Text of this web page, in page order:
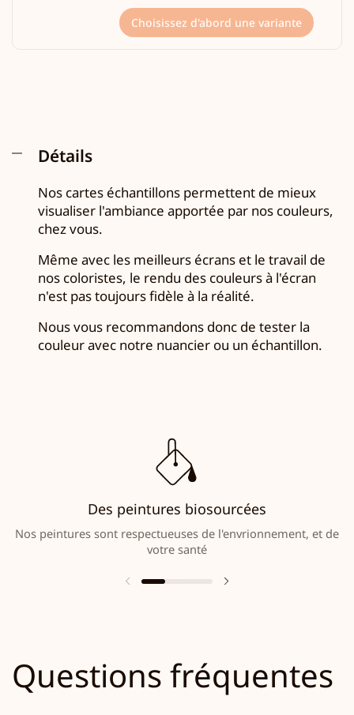
Choisissez d'abord une variante
Détails
Nos cartes échantillons permettent de mieux
visualiser l'ambiance apportée par nos couleurs,
chez vous.
Même avec les meilleurs écrans et le travail de
nos coloristes, le rendu des couleurs à l'écran
n'est pas toujours fidèle à la réalité.
Nous vous recommandons donc de tester la
couleur avec notre nuancier ou un échantillon.
Des peintures biosourcées
Nos peintures sont respectueuses de l'envrionnement, et de
votre santé
Questions fréquentes